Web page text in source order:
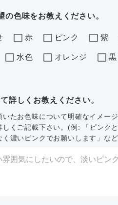
の色味をお教えください。
赤 ピンク 紫
水色 オレンジ 黒
詳しくお教えください。
いたお色味について明確なイメー
しくご記載下さい。(例: 「ピンク
く濃いピンクでお願いします」など